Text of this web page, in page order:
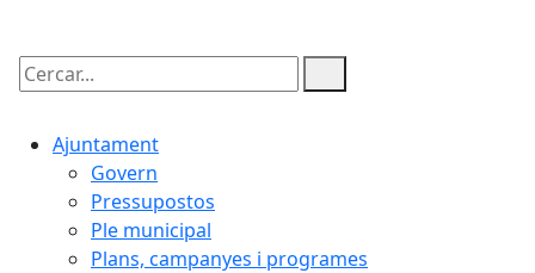
Cercar:
Ajuntament
Govern
Pressupostos
Ple municipal
Plans, campanyes i programes